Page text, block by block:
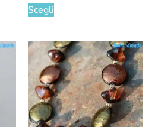
Scegli